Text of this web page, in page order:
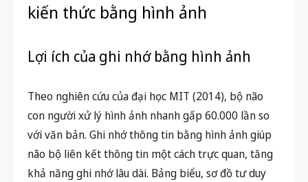
kiến thức bằng hình ảnh
Lợi ích của ghi nhớ bằng hình ảnh
Theo nghiên cứu của đại học MIT (2014), bộ não
con người xử lý hình ảnh nhanh gấp 60.000 lần so
với văn bản. Ghi nhớ thông tin bằng hình ảnh giúp
não bộ liên kết thông tin một cách trực quan, tăng
khả năng ghi nhớ lâu dài. Bảng biểu, sơ đồ tư duy